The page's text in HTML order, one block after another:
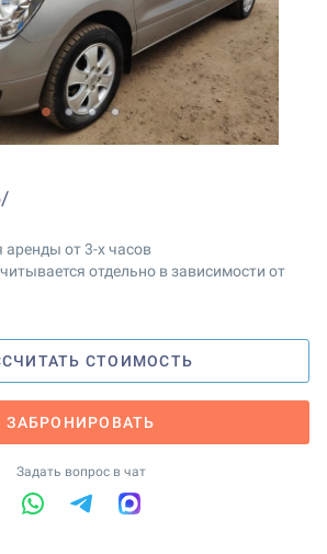
1 2 3 4
от 3-х часов
отдельно в зависимости от
СТОИМОСТЬ
ЗАБРОНИРОВАТЬ
Задать вопрос в чат